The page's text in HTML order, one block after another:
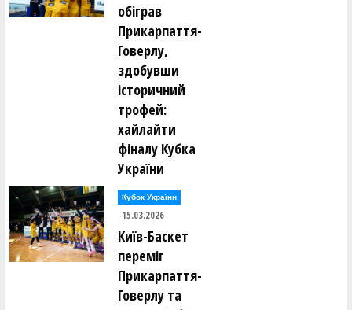
обіграв
Прикарпаття-
Говерлу,
здобувши
історичний
трофей:
хайлайти
фіналу Кубка
України
Кубок України
15.03.2026
Київ-Баскет
переміг
Прикарпаття-
Говерлу та